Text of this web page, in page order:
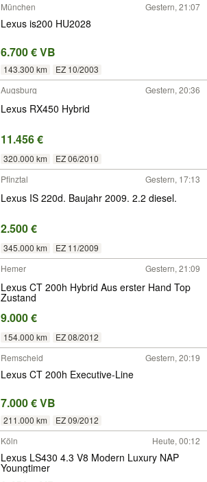
München
Gestern, 21:07
Lexus is200 HU2028
6.700 € VB
143.300 km
EZ 10/2003
Augsburg
Gestern, 20:36
Lexus RX450 Hybrid
11.456 €
320.000 km
EZ 06/2010
Pfinztal
Gestern, 17:13
Lexus IS 220d. Baujahr 2009. 2.2 diesel.
2.500 €
345.000 km
EZ 11/2009
Hemer
Gestern, 21:09
Lexus CT 200h Hybrid Aus erster Hand Top
Zustand
9.000 €
154.000 km
EZ 08/2012
Remscheid
Gestern, 20:19
Lexus CT 200h Executive-Line
7.000 € VB
211.000 km
EZ 09/2012
Köln
Heute, 00:12
Lexus LS430 4.3 V8 Modern Luxury NAP
Youngtimer